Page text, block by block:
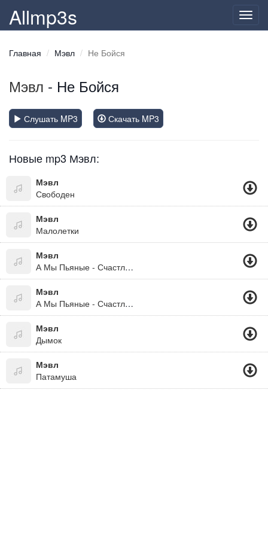
Allmp3s
Главная Мэвл Не Бойся
Мэвл - Не Бойся
Слушать MP3 Скачать MP3
Новые mp3 Мэвл:
Мэвл
Свободен
Мэвл
Малолетки
Мэвл
А Мы Пьяные - Счастливые
Мэвл
А Мы Пьяные - Счастливые 2019
Мэвл
Дымок
Мэвл
Патамуша